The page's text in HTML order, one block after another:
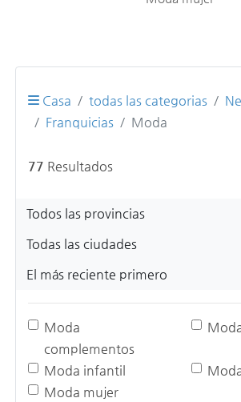
Casa todas las categorias
Franquicias
Moda
77 Resultados
Todos las provincias
Todas las ciudades
El más reciente primero
Moda
complementos
Moda infantil
Moda mujer